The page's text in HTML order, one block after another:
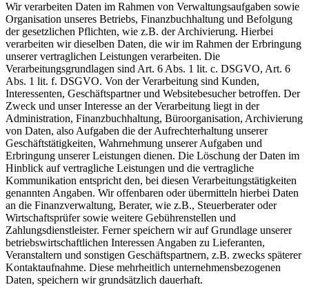
Wir verarbeiten Daten im Rahmen von Verwaltungsaufgaben sowie
Organisation unseres Betriebs, Finanzbuchhaltung und Befolgung
der gesetzlichen Pflichten, wie z.B. der Archivierung. Hierbei
verarbeiten wir dieselben Daten, die wir im Rahmen der Erbringung
unserer vertraglichen Leistungen verarbeiten. Die
Verarbeitungsgrundlagen sind Art. 6 Abs. 1 lit. c. DSGVO, Art. 6
Abs. 1 lit. f. DSGVO. Von der Verarbeitung sind Kunden,
Interessenten, Geschäftspartner und Websitebesucher betroffen. Der
Zweck und unser Interesse an der Verarbeitung liegt in der
Administration, Finanzbuchhaltung, Büroorganisation, Archivierung
von Daten, also Aufgaben die der Aufrechterhaltung unserer
Geschäftstätigkeiten, Wahrnehmung unserer Aufgaben und
Erbringung unserer Leistungen dienen. Die Löschung der Daten im
Hinblick auf vertragliche Leistungen und die vertragliche
Kommunikation entspricht den, bei diesen Verarbeitungstätigkeiten
genannten Angaben. Wir offenbaren oder übermitteln hierbei Daten
an die Finanzverwaltung, Berater, wie z.B., Steuerberater oder
Wirtschaftsprüfer sowie weitere Gebührenstellen und
Zahlungsdienstleister. Ferner speichern wir auf Grundlage unserer
betriebswirtschaftlichen Interessen Angaben zu Lieferanten,
Veranstaltern und sonstigen Geschäftspartnern, z.B. zwecks späterer
Kontaktaufnahme. Diese mehrheitlich unternehmensbezogenen
Daten, speichern wir grundsätzlich dauerhaft.